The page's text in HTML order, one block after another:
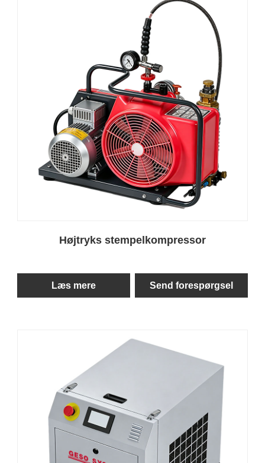
Højtryks stempelkompressor
Læs mere Send forespørgsel